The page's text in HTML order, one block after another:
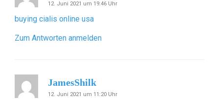
12. Juni 2021 um 19:46 Uhr
buying cialis online usa
Zum Antworten anmelden
JamesShilk
12. Juni 2021 um 11:20 Uhr